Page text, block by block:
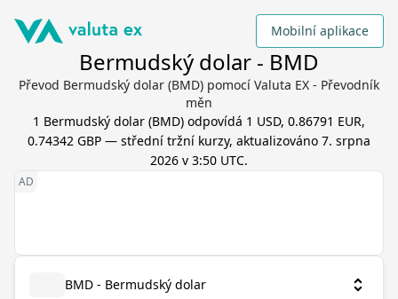
Mobilní aplikace
Bermudský dolar - BMD
Převod Bermudský dolar (BMD) pomocí Valuta EX - Převodník
měn
1 Bermudský dolar (BMD) odpovídá 1 USD, 0.86791 EUR,
0.74342 GBP — střední tržní kurzy, aktualizováno 7. srpna
2026 v 3:50 UTC.
BMD - Bermudský dolar